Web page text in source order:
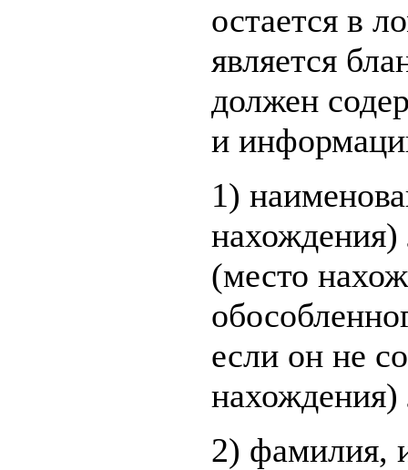
остается в
является
должен
и
1)
нахождения)
(место
если он не
2) фамилия,